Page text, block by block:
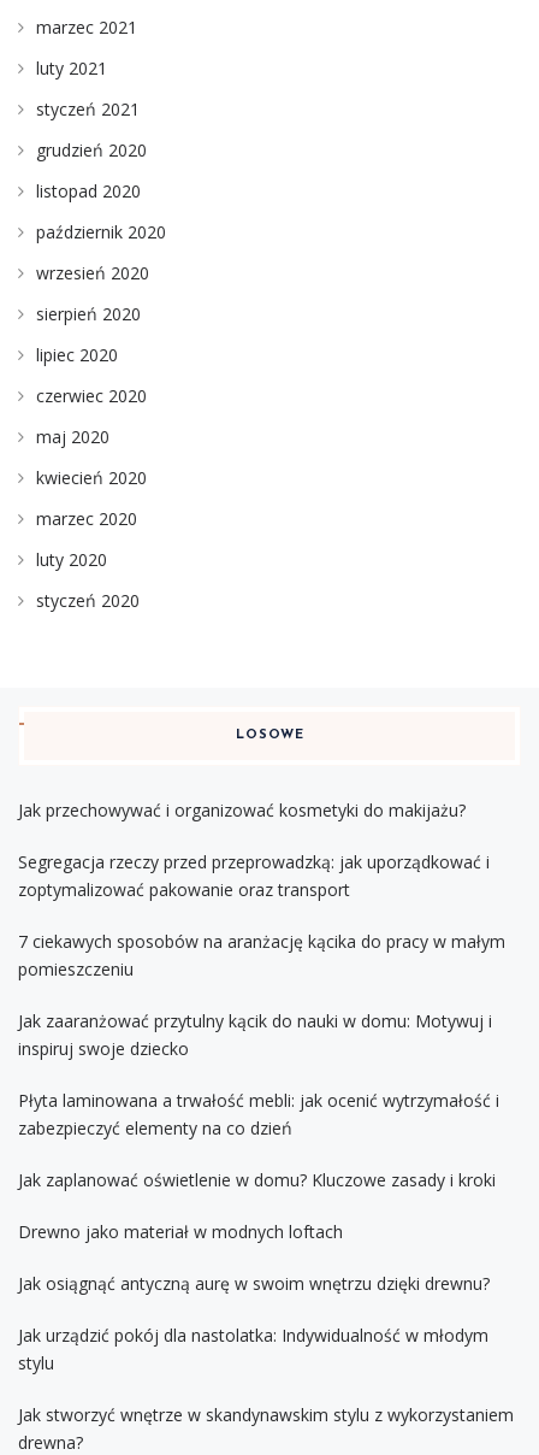
marzec 2021
luty 2021
styczeń 2021
grudzień 2020
listopad 2020
październik 2020
wrzesień 2020
sierpień 2020
lipiec 2020
czerwiec 2020
maj 2020
kwiecień 2020
marzec 2020
luty 2020
styczeń 2020
LOSOWE
Jak przechowywać i organizować kosmetyki do makijażu?
Segregacja rzeczy przed przeprowadzką: jak uporządkować i
zoptymalizować pakowanie oraz transport
7 ciekawych sposobów na aranżację kącika do pracy w małym
pomieszczeniu
Jak zaaranżować przytulny kącik do nauki w domu: Motywuj i
inspiruj swoje dziecko
Płyta laminowana a trwałość mebli: jak ocenić wytrzymałość i
zabezpieczyć elementy na co dzień
Jak zaplanować oświetlenie w domu? Kluczowe zasady i kroki
Drewno jako materiał w modnych loftach
Jak osiągnąć antyczną aurę w swoim wnętrzu dzięki drewnu?
Jak urządzić pokój dla nastolatka: Indywidualność w młodym
stylu
Jak stworzyć wnętrze w skandynawskim stylu z wykorzystaniem
drewna?